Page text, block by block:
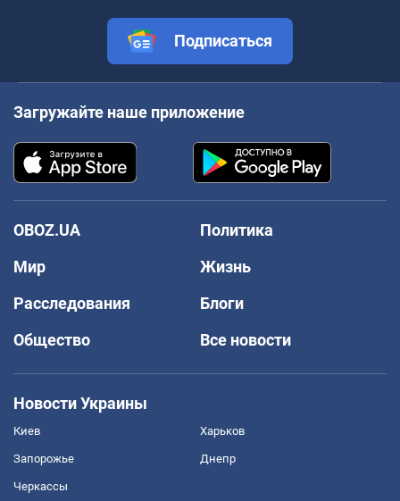
Подписаться
Загружайте наше приложение
OBOZ.UA
Политика
Мир
Жизнь
Расследования
Блоги
Общество
Все новости
Новости Украины
Киев Харьков
Запорожье Днепр
Черкассы